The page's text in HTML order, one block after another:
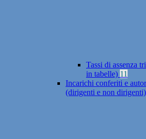
Tassi di assenza
in tabelle) 11
Incarichi conferiti e
(dirigenti e non dirigenti)